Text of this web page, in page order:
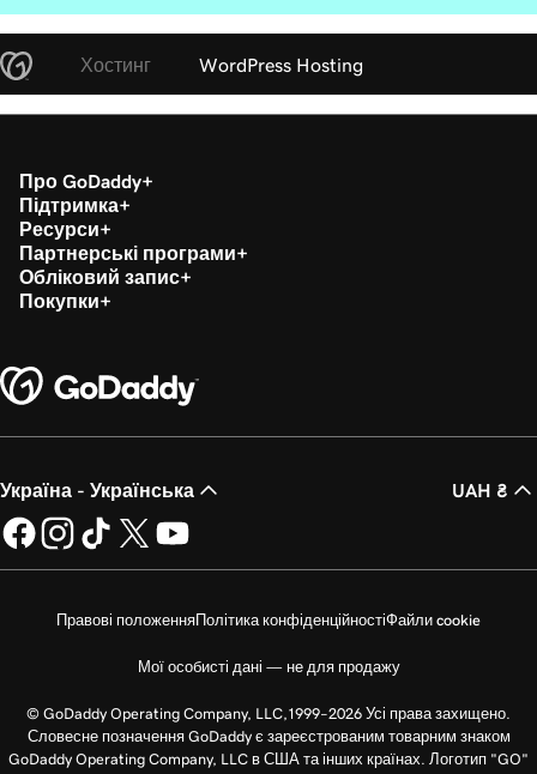
Хостинг WordPress Hosting
Про GoDaddy
Підтримка
Ресурси
Партнерські програми
Обліковий запис
Покупки
Україна - Українська UAH ₴
Правові положенняПолітика конфіденційностіФайли cookie
Мої особисті дані — не для продажу
© GoDaddy Operating Company, LLC,1999–2026 Усі права захищено.
Словесне позначення GoDaddy є зареєстрованим товарним знаком
GoDaddy Operating Company, LLC в США та інших країнах. Логотип "GO"